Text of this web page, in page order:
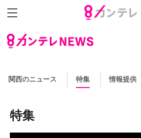
関西のニュース 特集 情報提供
特集